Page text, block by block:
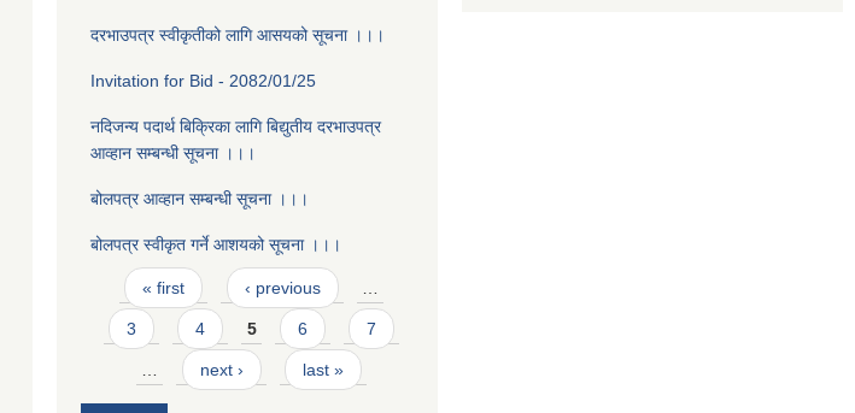
दरभाउपत्र स्वीकृतीको लागि आसयको सूचना ।।।
Invitation for Bid - 2082/01/25
नदिजन्य पदार्थ बिक्रिका लागि बिद्युतीय दरभाउपत्र
आव्हान सम्बन्धी सूचना ।।।
बोलपत्र आव्हान सम्बन्धी सूचना ।।।
बोलपत्र स्वीकृत गर्ने आशयको सूचना ।।।
Pages
« first ‹ previous
3 4 5 6 7
next › last »